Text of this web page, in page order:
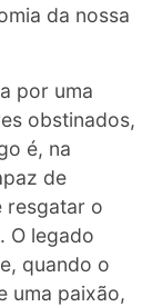
da nossa
por uma
obstinados,
é, na
de
resgatar o
O legado
quando o
uma paixão,